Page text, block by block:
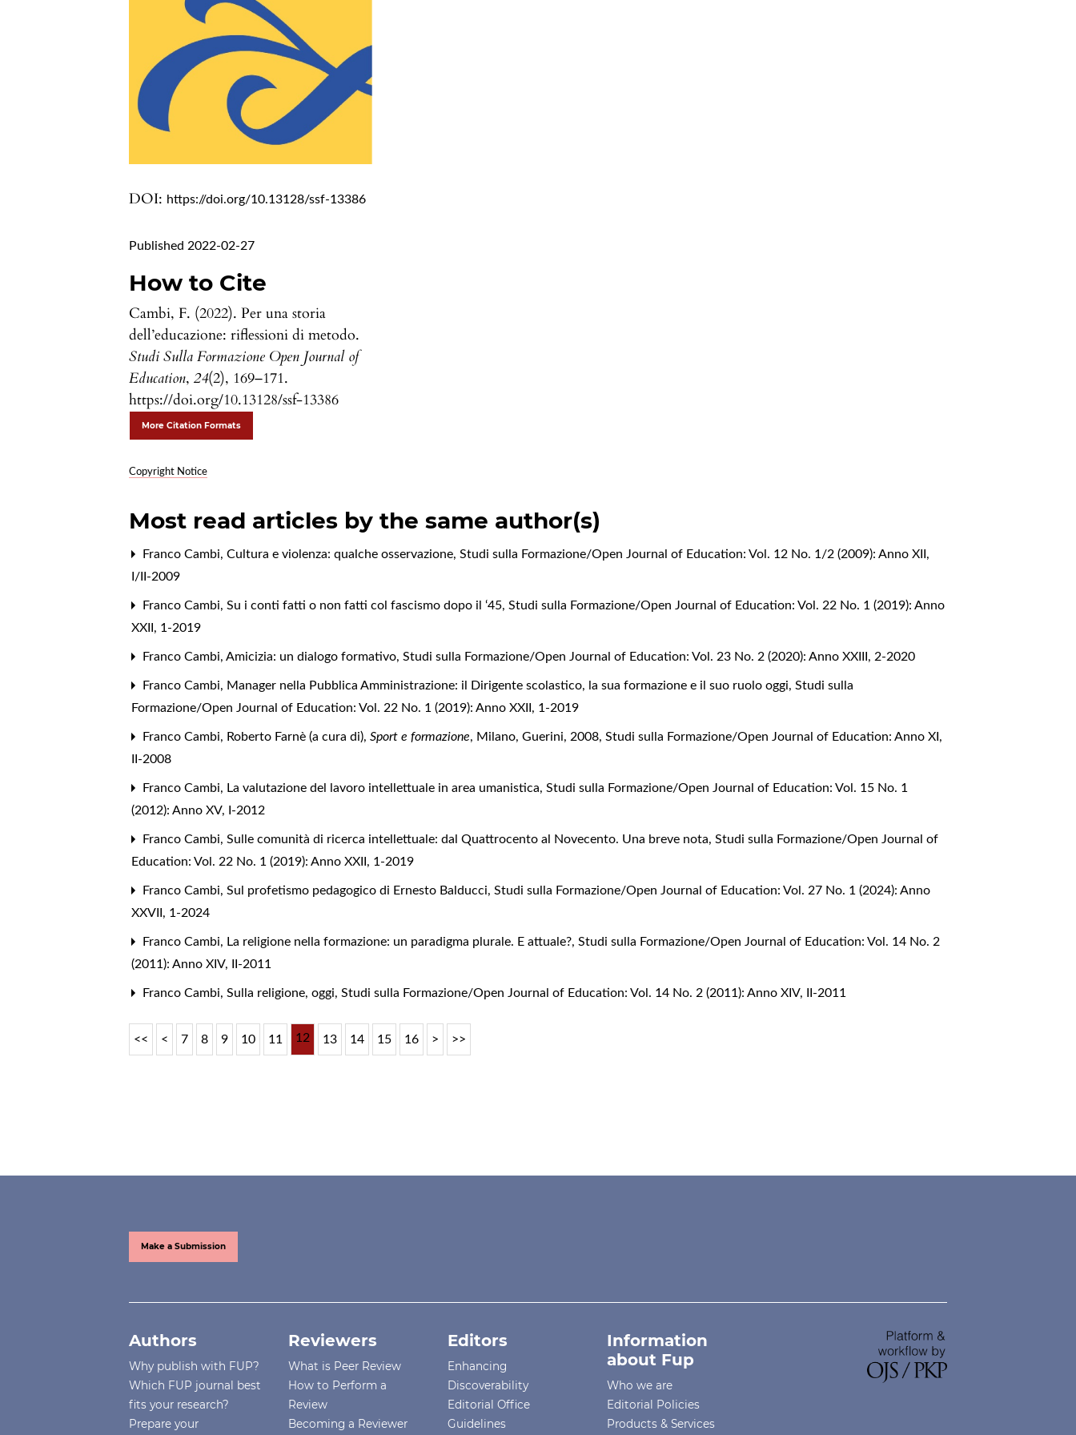
DOI: https://doi.org/10.13128/ssf-13386
Published 2022-02-27
How to Cite
Cambi, F. (2022). Per una storia
dell’educazione: riflessioni di metodo.
Studi Sulla Formazione Open Journal of
Education,24(2), 169–171.
https://doi.org/10.13128/ssf-13386
More Citation Formats
Copyright Notice
Most read articles by the same author(s)
Franco Cambi,Cultura e violenza: qualche osservazione,Studi sulla Formazione/Open Journal of Education: Vol. 12 No. 1/2 (2009): Anno XII,
I/II-2009
Franco Cambi,Su i conti fatti o non fatti col fascismo dopo il ‘45,Studi sulla Formazione/Open Journal of Education: Vol. 22 No. 1 (2019): Anno
XXII, 1-2019
Franco Cambi,Amicizia: un dialogo formativo,Studi sulla Formazione/Open Journal of Education: Vol. 23 No. 2 (2020): Anno XXIII, 2-2020
Franco Cambi, Manager nella Pubblica Amministrazione: il Dirigente scolastico, la sua formazione e il suo ruolo oggi,Studi sulla
Formazione/Open Journal of Education: Vol. 22 No. 1 (2019): Anno XXII, 1-2019
Franco Cambi, Roberto Farnè (a cura di),Sport e formazione, Milano, Guerini, 2008,Studi sulla Formazione/Open Journal of Education: Anno XI,
II-2008
Franco Cambi, La valutazione del lavoro intellettuale in area umanistica,Studi sulla Formazione/Open Journal of Education: Vol. 15 No. 1
(2012): Anno XV, I-2012
Franco Cambi,Sulle comunità di ricerca intellettuale: dal Quattrocento al Novecento. Una breve nota,Studi sulla Formazione/Open Journal of
Education: Vol. 22 No. 1 (2019): Anno XXII, 1-2019
Franco Cambi,Sul profetismo pedagogico di Ernesto Balducci,Studi sulla Formazione/Open Journal of Education: Vol. 27 No. 1 (2024): Anno
XXVII, 1-2024
Franco Cambi, La religione nella formazione: un paradigma plurale. E attuale?,Studi sulla Formazione/Open Journal of Education: Vol. 14 No. 2
(2011): Anno XIV, II-2011
Franco Cambi,Sulla religione, oggi,Studi sulla Formazione/Open Journal of Education: Vol. 14 No. 2 (2011): Anno XIV, II-2011
<< < 7 8 9 10 11 12 13 14 15 16 > >>
Make a Submission
Authors
Why publish with FUP?
Which FUP journal best
fits your research?
Prepare your
Reviewers
What is Peer Review
How to Perform a
Review
Becoming a Reviewer
Editors
Enhancing
Discoverability
Editorial Office
Guidelines
Information
about Fup
Who we are
Editorial Policies
Products & Services